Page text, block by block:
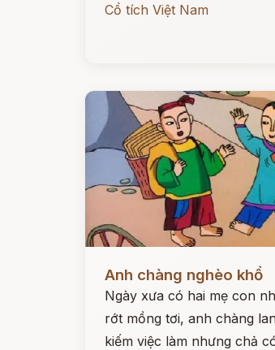
Cổ tích Việt Nam
Anh chàng nghèo khổ
Ngày xưa có hai mẹ con
rớt mồng tơi, anh chàng
kiếm việc làm nhưng chả